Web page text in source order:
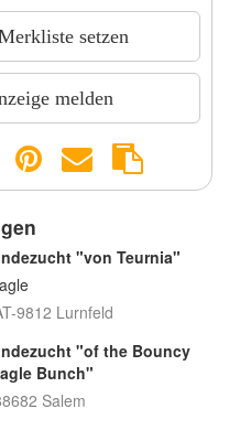
,,
2027 geplant 😊
setzen
melden
"von Teurnia"
9812 Lurnfeld
"of the Bouncy
Bunch"
Salem